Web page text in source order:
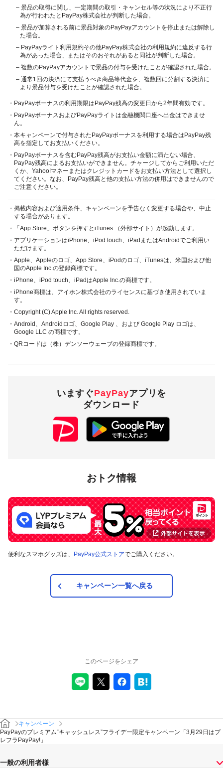
– 景品の取得に関し、一定期間の取引・キャンセル等の状況により不正行
為が行われたとPayPay株式会社が判断した場合。
– 景品が加算される前に景品対象のPayPayアカウントを停止または解除し
た場合。
– PayPayライト利用規約その他PayPay株式会社の利用規約に違反する行
為があった場合、またはそのおそれがあると同社が判断した場合。
– 複数のPayPayアカウントで景品の付与を受けたことが確認された場合。
– 通常1回の決済にて支払うべき商品等代金を、複数回に分割する決済に
より景品付与を受けたことが確認された場合。
・PayPayボーナスの利用期限はPayPay残高の変更日から2年間有効です。
・PayPayボーナスおよびPayPayライトは金融機関口座へ出金はできませ
ん。
・本キャンペーンで付与されたPayPayボーナスを利用する場合はPayPay残
高を指定してお支払いください。
・PayPayボーナスを含むPayPay残高がお支払い金額に満たない場合、
PayPay残高によるお支払いができません。チャージしてからご利用いただ
くか、Yahoo!マネーまたはクレジットカードをお支払い方法として選択し
てください。なお、PayPay残高と他の支払い方法の併用はできませんので
ご注意ください。
・掲載内容および適用条件、キャンペーンを予告なく変更する場合や、中止
する場合があります。
・「App Store」ボタンを押すとiTunes （外部サイト）が起動します。
・アプリケーションはiPhone、iPod touch、iPadまたはAndroidでご利用い
ただけます。
・Apple、Appleのロゴ、App Store、iPodのロゴ、iTunesは、米国および他
国のApple Inc.の登録商標です。
・iPhone、iPod touch、iPadはApple Inc.の商標です。
・iPhone商標は、アイホン株式会社のライセンスに基づき使用されていま
す。
・Copyright (C) Apple Inc. All rights reserved.
・Android、Androidロゴ、Google Play 、および Google Play ロゴは、
Google LLC の商標です。
・QRコードは（株）デンソーウェーブの登録商標です。
いますぐPayPayアプリを
ダウンロード
おトク情報
便利なスマホグッズは、 PayPay公式ストアでご購入ください。
キャンペーン一覧へ戻る
このページをシェア
キャンペーン
PayPayのプレミアム“キャッシュレス”フライデー限定キャンペーン「3月29日はプ
レフラPayPay!」
一般の利用者様